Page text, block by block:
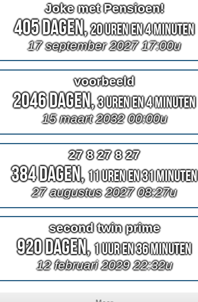
Joke met Pensioen!
405 Dagen,20 Uren en 4 Minuten
17 september 2027 17:00u
voorbeeld
2046 Dagen,3 Uren en 4 Minuten
15 maart 2032 00:00u
27 8 27 8 27
384 Dagen,11 Uren en 31 Minuten
27 augustus 2027 08:27u
second twin prime
920 Dagen,1 Uur en 36 Minuten
12 februari 2029 22:32u